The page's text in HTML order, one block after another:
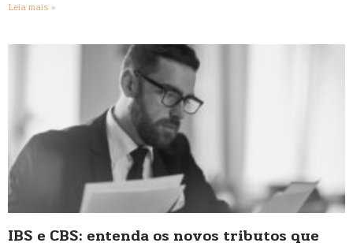
Leia mais »
IBS e CBS: entenda os novos tributos que